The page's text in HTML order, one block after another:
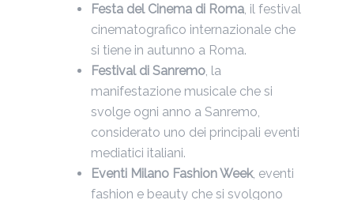
Festa del Cinema di Roma , il festival
cinematografico internazionale che
si tiene in autunno a Roma.
Festival di Sanremo , la
manifestazione musicale che si
svolge ogni anno a Sanremo,
considerato uno dei principali eventi
mediatici italiani.
Eventi Milano Fashion Week, eventi
fashion e beauty che si svolgono